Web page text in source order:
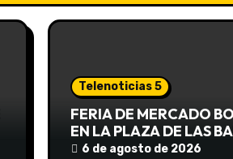
Telenoticias 5
FERIA DE MERCADO
EN LA PLAZA DE LAS
6 de agosto de 2026